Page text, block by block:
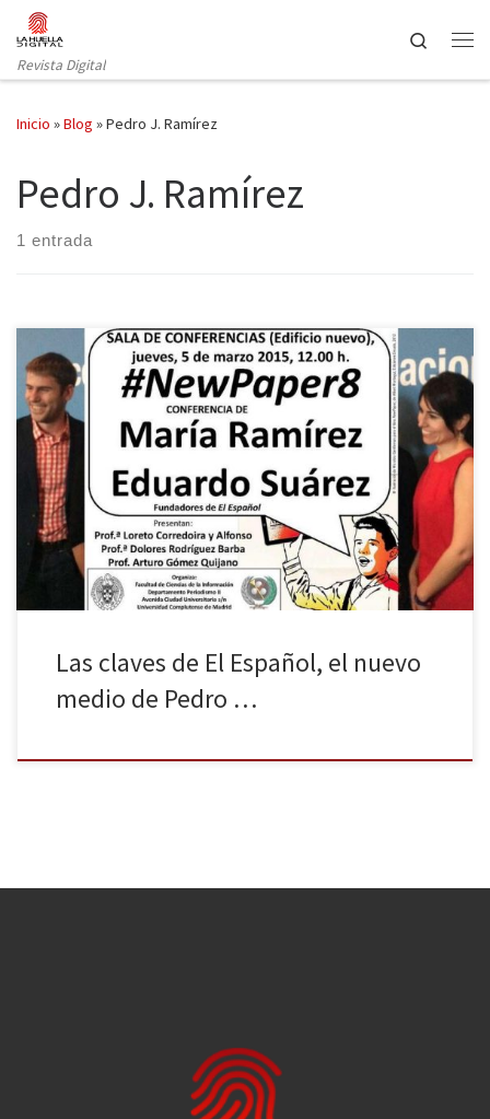
Saltar al contenido
Revista Digital
Search
Inicio »Blog »Pedro J. Ramírez
Pedro J. Ramírez
1 entrada
El pasado jueves se celebró la octava edición del ciclo de
conferencias New Paper en la Facultad de Ciencias de la
Iinformación de la Universidad Complutense. En esta ocasión los
invitados fueron María Ramírez y Eduardo Suárez, fundadores de
El Español. Ellos dieron a conocer algunas de sus claves. En […]
Las claves de El Español, el nuevo
medio de Pedro …